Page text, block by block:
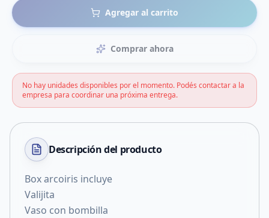
Agregar al carrito
Comprar ahora
No hay unidades disponibles por el momento. Podés contactar a la
empresa para coordinar una próxima entrega.
Descripción del producto
Box arcoiris incluye
Valijita
Vaso con bombilla